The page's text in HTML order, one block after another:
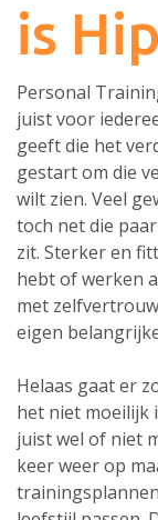
is Hip
Personal
juist voor
geeft die het
gestart om die
wilt zien. Veel
toch net die
zit. Sterker en
hebt of werken
met
eigen
Helaas gaat er
het niet moeilijk
juist wel of niet
keer weer op